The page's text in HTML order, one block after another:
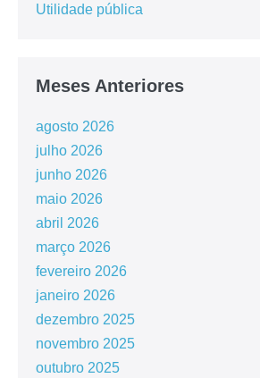
Utilidade pública
Meses Anteriores
agosto 2026
julho 2026
junho 2026
maio 2026
abril 2026
março 2026
fevereiro 2026
janeiro 2026
dezembro 2025
novembro 2025
outubro 2025